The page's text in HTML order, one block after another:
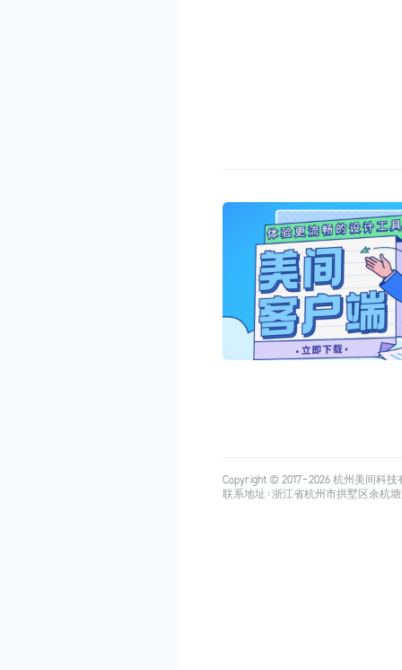
Copyright © 2017-2026杭州美间科技
联系地址：浙江省杭州市拱墅区余杭